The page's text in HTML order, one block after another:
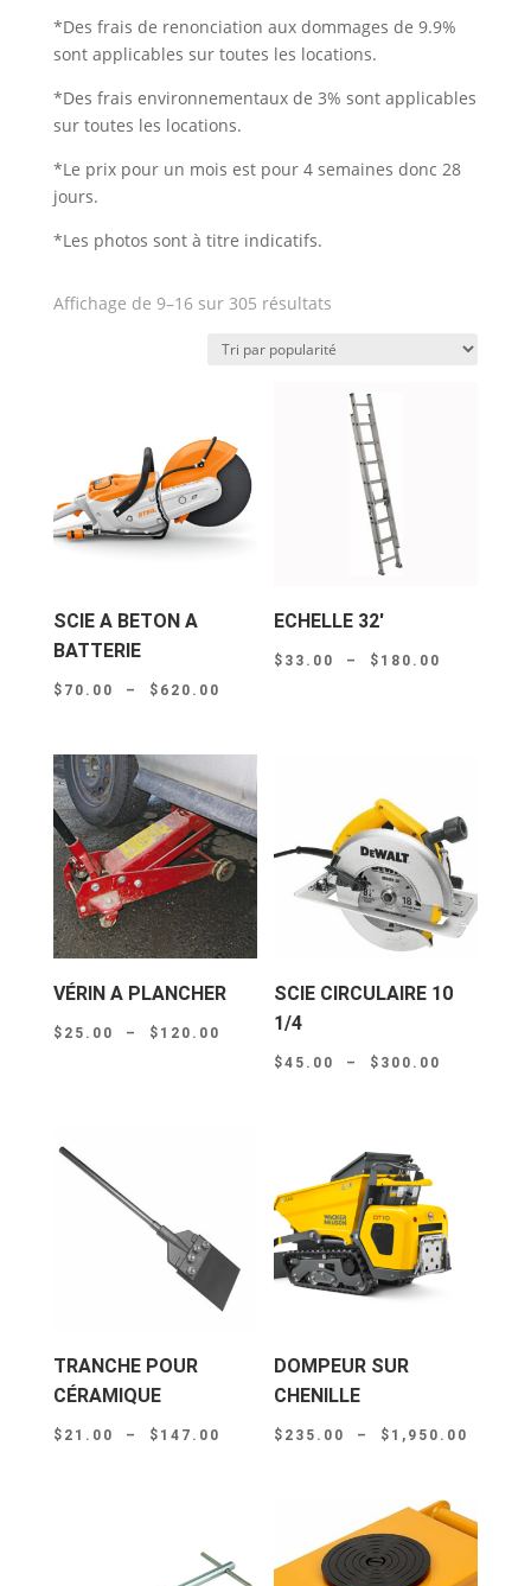
*Des frais de renonciation aux dommages de 9.9%
sont applicables sur toutes les locations.
*Des frais environnementaux de 3% sont applicables
sur toutes les locations.
*Le prix pour un mois est pour 4 semaines donc 28
jours.
*Les photos sont à titre indicatifs.
Affichage de 9–16 sur 305 résultatsTrié
note
SCIE A BETON A
BATTERIE
$ 70.00 – $ 620.00
$70.00
à
$620.00
ECHELLE 32′
$ 33.00 – $ 180.00
$180.00
VÉRIN A PLANCHER
$ 25.00 – $ 120.00
SCIE CIRCULAIRE 10
1/4
$45.00 – $ 300.00
$300.00
TRANCHE POUR
CÉRAMIQUE
$ 21.00 – $ 147.00
à
DOMPEUR SUR
CHENILLE
$ 235.00 – $ 1,950.00